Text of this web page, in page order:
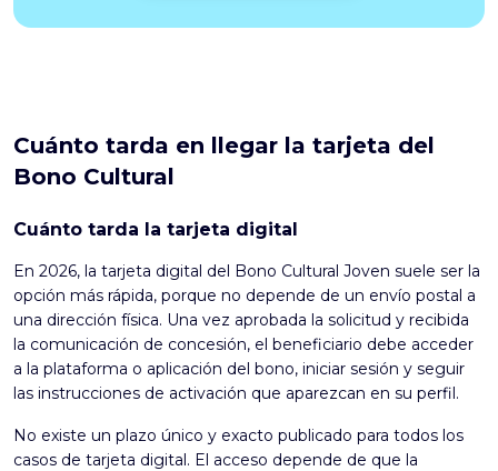
Cuánto tarda en llegar la tarjeta del
Bono Cultural
Cuánto tarda la tarjeta digital
En 2026, la tarjeta digital del Bono Cultural Joven suele ser la
opción más rápida, porque no depende de un envío postal a
una dirección física. Una vez aprobada la solicitud y recibida
la comunicación de concesión, el beneficiario debe acceder
a la plataforma o aplicación del bono, iniciar sesión y seguir
las instrucciones de activación que aparezcan en su perfil.
No existe un plazo único y exacto publicado para todos los
casos de tarjeta digital. El acceso depende de que la